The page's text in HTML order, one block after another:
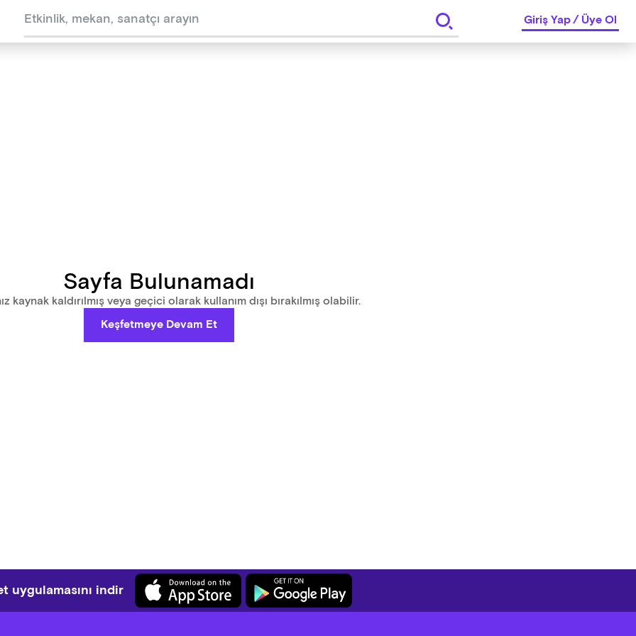
Giriş Yap/Üye Ol
Sayfa Bulunamadı
kaynak kaldırılmış veya geçici olarak kullanım dışı bırakılmış olabilir.
Keşfetmeye Devam Et
uygulamasını indir